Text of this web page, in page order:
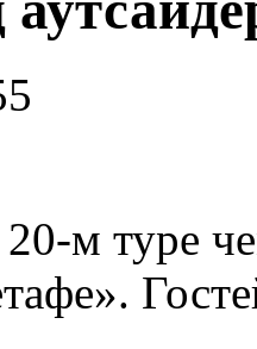
20-м туре